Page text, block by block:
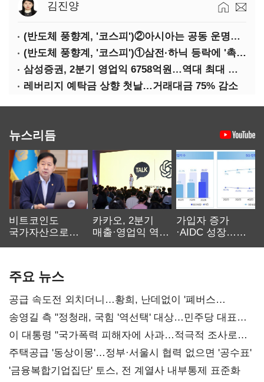
김진양
(반도체 풍향계, '코스피')②아시아는 공동 운명체?…일본·대만도 '동반 출렁'
(반도체 풍향계, '코스피')①삼전·하닉 등락에 '촉각'…코스피·나스닥 '한 몸'
삼성증권, 2분기 영업익 6758억원…역대 최대 경신
레버리지 예탁금 상향 첫날…거래대금 75% 감소
뉴스리듬
비트코인도
국가자산으로…'
카카오, 2분기
매출·영업익 역대
가입자 증가
·AIDC 성장…
주요 뉴스
공급 속도전 외치더니…황희, 난데없이 '폐버스
리모델링' 제안
송영길 측 "정청래, 국힘 '역선택' 대상…민주당 대표로
총선 지휘 못해"
이 대통령 "국가폭력 피해자에 사과…적극적 조사로
진실 밝혀야"
주택공급 '동상이몽'…정부·서울시 협력 없으면 '공수표'
'금융복합기업집단' 토스, 전 계열사 내부통제 표준화